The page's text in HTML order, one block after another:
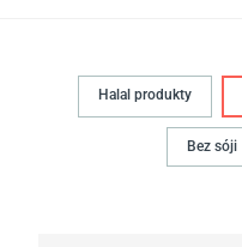
Halal produkty
Bez sóji